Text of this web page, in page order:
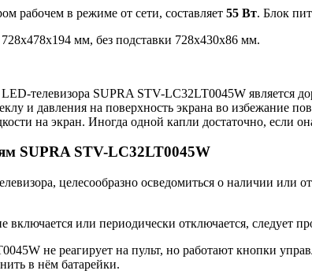
рабочем в режиме от сети, составляет 55 Вт. Блок
мм, без подставки 728x430x86 мм.
LED-телевизора SUPRA STV-LC32LT0045W является
и давления на поверхность экрана во избежание
на экран. Иногда одной капли достаточно, если
SUPRA STV-LC32LT0045W
целесообразно осведомиться о наличии или
или периодически отключается, следует
не реагирует на пульт, но работают кнопки
в нём батарейки.